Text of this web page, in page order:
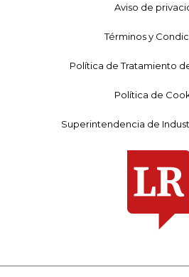
Aviso de
Términos y
Política de Tratamiento
Política de
Superintendencia de